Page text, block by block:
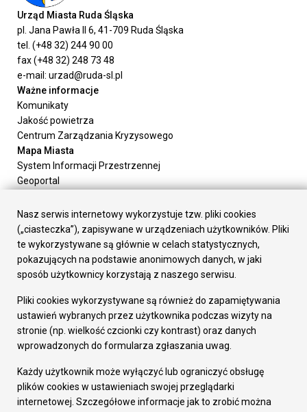
Urząd Miasta Ruda Śląska
pl. Jana Pawła II 6, 41-709 Ruda Śląska
tel. (+48 32) 244 90 00
fax (+48 32) 248 73 48
e-mail: urzad@ruda-sl.pl
Ważne informacje
Komunikaty
Jakość powietrza
Centrum Zarządzania Kryzysowego
Mapa Miasta
System Informacji Przestrzennej
Geoportal
Załatw sprawę
Prezydent Miasta
Rada Miasta
Wydziały
Elektroniczna Skrzynka Podawcza
Gospodarka
Fundusze europejskie
Środki krajowe
Oferty inwestycyjne
Pozostałe
Deklaracja dostępności
Dane osobowe
Nasz serwis internetowy wykorzystuje tzw. pliki cookies
(„ciasteczka”), zapisywane w urządzeniach użytkowników. Pliki
te wykorzystywane są głównie w celach statystycznych,
pokazujących na podstawie anonimowych danych, w jaki
sposób użytkownicy korzystają z naszego serwisu.
Pliki cookies wykorzystywane są również do zapamiętywania
ustawień wybranych przez użytkownika podczas wizyty na
stronie (np. wielkość czcionki czy kontrast) oraz danych
wprowadzonych do formularza zgłaszania uwag.
Każdy użytkownik może wyłączyć lub ograniczyć obsługę
plików cookies w ustawieniach swojej przeglądarki
internetowej. Szczegółowe informacje jak to zrobić można